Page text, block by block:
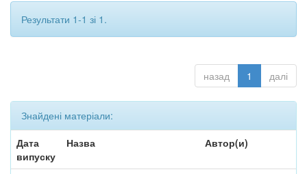
Результати 1-1 зі 1.
назад 1 далі
Знайдені матеріали:
Дата
випуску
Назва Автор(и)